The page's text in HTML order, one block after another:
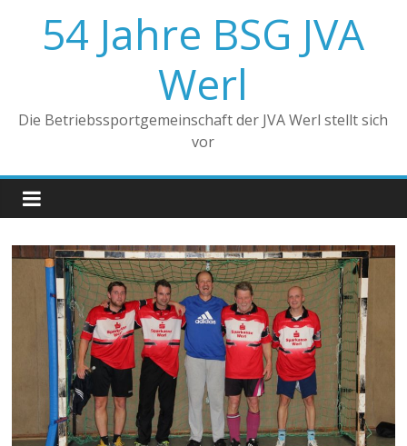
springen54 Jahre BSG JVA
Werl
Die Betriebssportgemeinschaft der JVA Werl stellt sich
vor